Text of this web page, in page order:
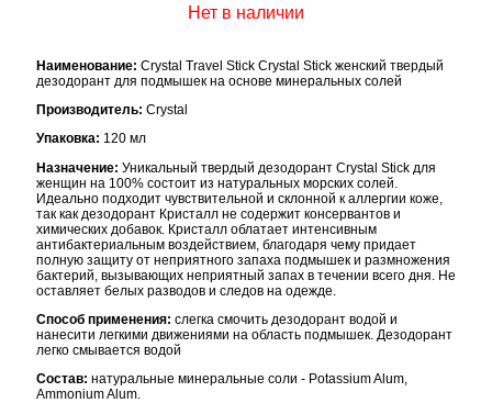
Нет в наличии
Наименование: Crystal Travel Stick Crystal Stick женский твердый
дезодорант для подмышек на основе минеральных солей
Производитель: Crystal
Упаковка: 120 мл
Назначение: Уникальный твердый дезодорант Crystal Stick для
женщин на 100% состоит из натуральных морских солей.
Идеально подходит чувствительной и склонной к аллергии коже,
так как дезодорант Кристалл не содержит консервантов и
химических добавок. Кристалл облатает интенсивным
антибактериальным воздействием, благодаря чему придает
полную защиту от неприятного запаха подмышек и размножения
бактерий, вызывающих неприятный запах в течении всего дня. Не
оставляет белых разводов и следов на одежде.
Способ применения: слегка смочить дезодорант водой и
нанесити легкими движениями на область подмышек. Дезодорант
легко смывается водой
Состав: натуральные минеральные соли - Potassium Alum,
Ammonium Alum.